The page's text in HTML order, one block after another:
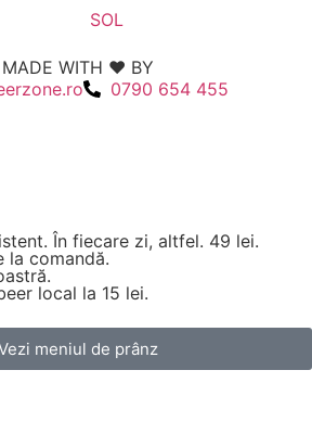
WITH ❤️ BY
0790 654 455
În fiecare zi, altfel. 49 lei.
la comandă.
local la 15 lei.
meniul de prânz